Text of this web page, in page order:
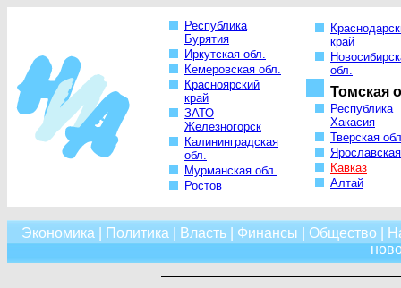
Республика
Бурятия
Иркутская обл.
Кемеровская обл.
Красноярский
край
ЗАТО
Железногорск
Калининградская
обл.
Мурманская обл.
Ростов
край
обл.
Томская
Республика
Хакасия
Тверская
Кавказ
Алтай
Экономика Политика Власть| Финансы Общество